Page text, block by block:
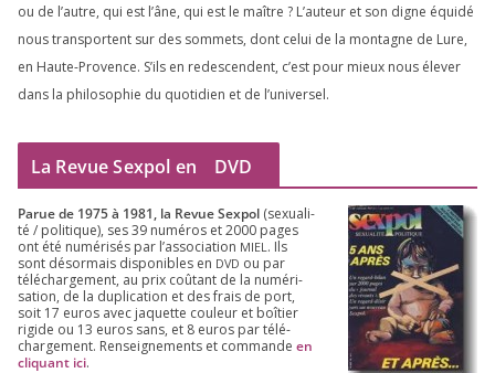
ou de l’autre, qui est l’âne, qui est le maître ? L’auteur et son digne équi­dé
nous trans­portent sur des som­mets, dont celui de la mon­tagne de Lure,
en Haute-Provence. S’ils en redes­cendent, c’est pour mieux nous éle­ver
dans la phi­lo­so­phie du quo­ti­dien et de l’universel.
La Revue Sexpol en DVD
Parue de 1975à 1981, la Revue Sex­pol (sexua­li­
té /​ poli­tique), ses39 numé­ros et2000 pages
ont été numé­ri­sés par l’as­so­cia­tion MIEL . Ils
sont désor­mais dis­po­nibles en DVD ou par
télé­char­ge­ment, au prix coû­tant de la numé­ri­
sa­tion, de la dupli­ca­tion et des frais de port,
soit 17 euros avec jaquette cou­leur et boî­tier
rigide ou 13 euros sans, et 8 euros par télé­
char­ge­ment. Ren­sei­gne­ments et com­mande en
cli­quant ici.